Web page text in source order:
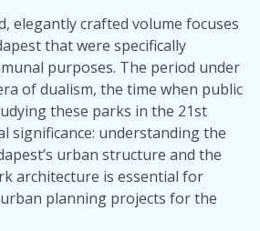
elegantly crafted volume focuses
that were specifically
purposes. The period under
of dualism, the time when public
these parks in the 21st
significance: understanding the
urban structure and the
architecture is essential for
planning projects for the